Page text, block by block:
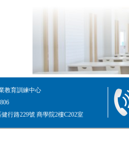
教育訓練中心
行路229號 商學院2樓C202室